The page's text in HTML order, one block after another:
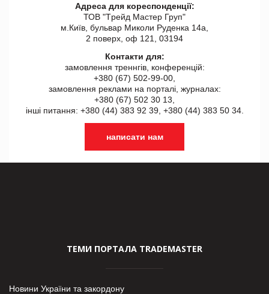
Адреса для кореспонденції:
ТОВ "Tрейд Мастер Груп"
м.Київ, бульвар Миколи Руденка 14а,
2 поверх, оф 121, 03194
Контакти для:
замовлення треннгів, конференцій:
+380 (67) 502-99-00,
замовлення реклами на порталі, журналах:
+380 (67) 502 30 13,
інші питання: +380 (44) 383 92 39, +380 (44) 383 50 34.
написати нам
ТЕМИ ПОРТАЛА TRADEMASTER
Новини України та закордону